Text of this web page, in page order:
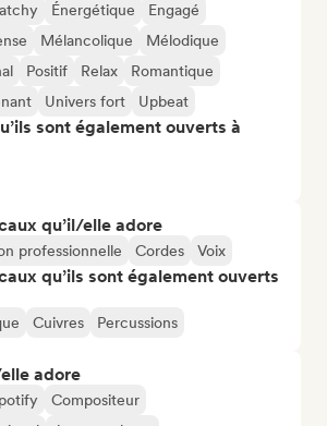
Énergétique
Engagé
Mélancolique
Mélodique
Positif Relax
Romantique
Univers fort Upbeat
sont également ouverts à
qu’il/elle adore
professionnelle Cordes Voix
qu’ils sont également ouverts
Cuivres Percussions
adore
Compositeur